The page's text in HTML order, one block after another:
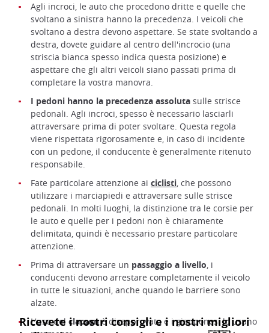
Agli incroci, le auto che procedono dritte e quelle che
svoltano a sinistra hanno la precedenza. I veicoli che
svoltano a destra devono aspettare. Se state svoltando a
destra, dovete guidare al centro dell'incrocio (una
striscia bianca spesso indica questa posizione) e
aspettare che gli altri veicoli siano passati prima di
completare la vostra manovra.
I pedoni hanno la precedenza assoluta sulle strisce
pedonali. Agli incroci, spesso è necessario lasciarli
attraversare prima di poter svoltare. Questa regola
viene rispettata rigorosamente e, in caso di incidente
con un pedone, il conducente è generalmente ritenuto
responsabile.
Fate particolare attenzione ai ciclisti, che possono
utilizzare i marciapiedi e attraversare sulle strisce
pedonali. In molti luoghi, la distinzione tra le corsie per
le auto e quelle per i pedoni non è chiaramente
delimitata, quindi è necessario prestare particolare
attenzione.
Prima di attraversare un passaggio a livello, i
conducenti devono arrestare completamente il veicolo
in tutte le situazioni, anche quando le barriere sono
alzate.
L'uso del clacsonè disapprovato e i giapponesi lo usano